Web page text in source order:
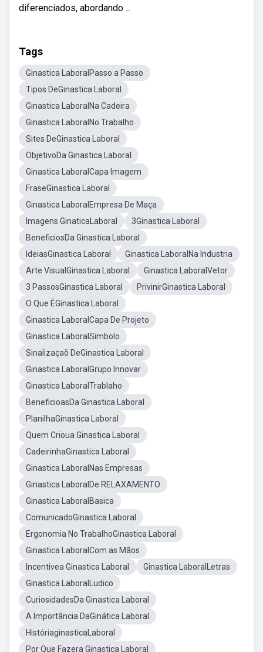
diferenciados, abordando ...
Tags
Ginastica LaboralPasso a Passo
Tipos DeGinastica Laboral
Ginastica LaboralNa Cadeira
Ginastica LaboralNo Trabalho
Sites DeGinastica Laboral
ObjetivoDa Ginastica Laboral
Ginastica LaboralCapa Imagem
FraseGinastica Laboral
Ginastica LaboralEmpresa De Maça
Imagens GinaticaLaboral
3Ginastica Laboral
BeneficiosDa Ginastica Laboral
IdeiasGinastica Laboral
Ginastica LaboralNa Industria
Arte VisualGinastica Laboral
Ginastica LaboralVetor
3 PassosGinastica Laboral
PrivinirGinastica Laboral
O Que ÉGinastica Laboral
Ginastica LaboralCapa De Projeto
Ginastica LaboralSimbolo
Sinalizaçaõ DeGinastica Laboral
Ginastica LaboralGrupo Innovar
Ginastica LaboralTrablaho
BeneficioasDa Ginastica Laboral
PlanilhaGinastica Laboral
Quem Crioua Ginastica Laboral
CadeirinhaGinastica Laboral
Ginastica LaboralNas Empresas
Ginastica LaboralDe RELAXAMENTO
Ginastica LaboralBasica
ComunicadoGinastica Laboral
Ergonomia No TrabalhoGinastica Laboral
Ginastica LaboralCom as Mãos
Incentivea Ginastica Laboral
Ginastica LaboralLetras
Ginastica LaboralLudico
CuriosidadesDa Ginastica Laboral
A Importância DaGinática Laboral
HistóriaginasticaLaboral
Por Que Fazera Ginastica Laboral